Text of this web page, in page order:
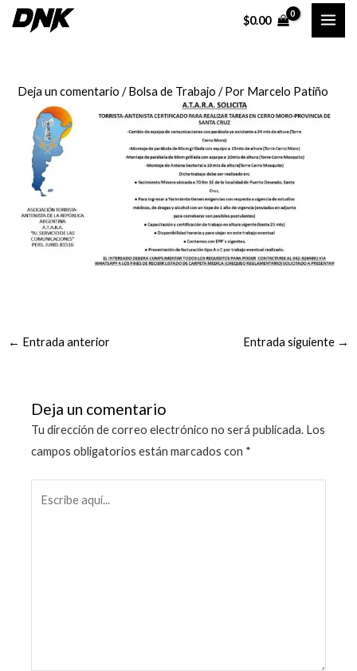
$0.00
Deja un comentario /Bolsa de Trabajo / Por Marcelo Patiño
Navegación
de
← Entrada anterior Entrada siguiente →
Deja un comentario
Tu dirección de correo electrónico no será publicada. Los
campos obligatorios están marcados con *